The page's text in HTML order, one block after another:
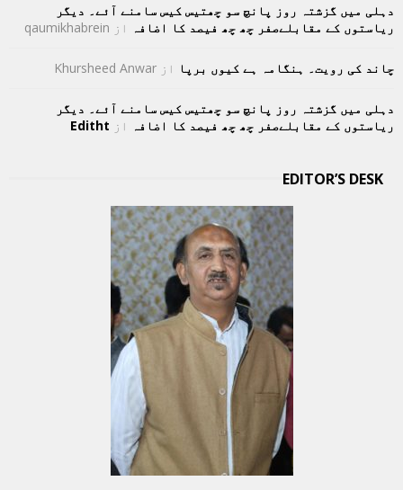
دہلی میں گزشتہ روز پانچ سو چھتیس کیس سامنے آئے۔ دیگر
ریاستوں کے مقابلےصفر چھ چھ فیصد کا اضافہ
از qaumikhabrein
چاند کی رویت۔ ہنگامہ ہے کیوں برپا از Khursheed Anwar
دہلی میں گزشتہ روز پانچ سو چھتیس کیس سامنے آئے۔ دیگر
ریاستوں کے مقابلےصفر چھ چھ فیصد کا اضافہ
از Editht
EDITOR’S DESK